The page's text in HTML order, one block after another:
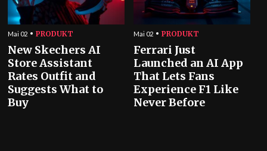
Mai 02 PRODUKT
New Skechers AI
Store Assistant
Rates Outfit and
Suggests What to
Buy
Mai 02 PRODUKT
Ferrari Just
Launched an AI App
That Lets Fans
Experience F1 Like
Never Before